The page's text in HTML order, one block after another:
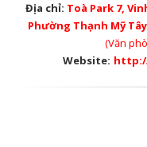
Địa chỉ: Toà Park 7,
Phường Thạnh Mỹ
(Văn
Website: